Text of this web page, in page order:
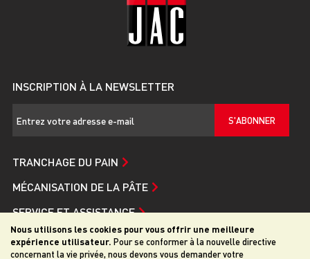
Nous utilisons les cookies pour vous offrir une meilleure
expérience utilisateur. Pour se conformer à la nouvelle directive
concernant la vie privée, nous devons vous demander votre
INSCRIPTION À LA NEWSLETTER
S'ABONNER
TRANCHAGE DU PAIN
MÉCANISATION DE LA PÂTE
SERVICE ET ASSISTANCE
JAC